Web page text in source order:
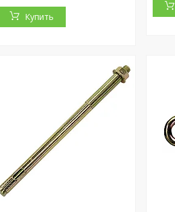
Купить